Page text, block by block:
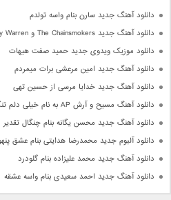
دانلود آهنگ جدید سارن بنام واسه تولدم
دانلود آهنگ جدید The Chainsmokers و Emily Warren بنام Side Effects
دانلود موزیک ویدوی جدید حمید صفت هیهات
دانلود آهنگ جدید امین مرعشی برات میمردم
دانلود آهنگ جدید خدایا مرسی از حسین تهی
دانلود آهنگ مسیح و آرش AP به نام خیلی دلم تنگه
دانلود آهنگ جدید محسن یگانه بنام چنگال تقدیر
دانلود آلبوم جدید محمدرضا هدایتی بنام عشق
دانلود آهنگ جدید محمد علیزاده بنام گلودرد
دانلود آهنگ جدید احمد سعیدی بنام واسه عشقه